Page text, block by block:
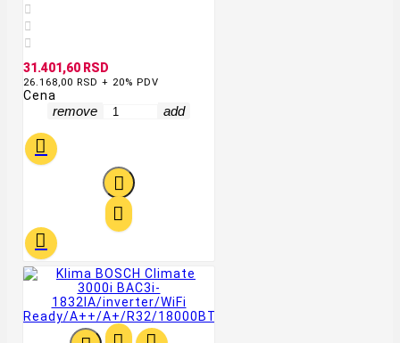



31.401,60 RSD
26.168,00 RSD + 20% PDV
Cena
remove add



